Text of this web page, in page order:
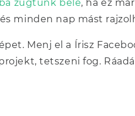
zúgtunk bele, ha ez
minden nap mást
Menj el a Írisz
tetszeni fog.